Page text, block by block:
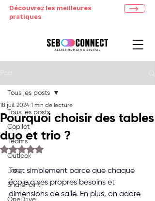
Découvrez les meilleures
pratiques
Tous les posts
Copilot
Teams
Outlook
Loop
SharePoint
OneDrive
Tous les posts
Pourquoi choisir des tables
duo et trio ?
18 juil. 2024 1 min de lecture
Noté NaN étoiles sur 5.
Tout simplement parce que chaque
école a ses propres besoins et
dimensions de salle. En plus, on adore